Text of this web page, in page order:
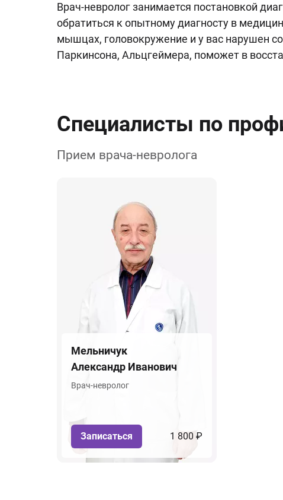
Врач-невролог занимается постановкой
обратиться к опытному диагносту в
мышцах, головокружение и у вас нарушен
Паркинсона, Альцгеймера, поможет в
Специалисты по
Прием врача-невролога
Мельничук
Александр Иванович
Врач-невролог
Записаться 1 800 ₽